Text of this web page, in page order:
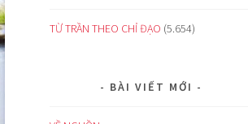
TỪ TRẦN THEO CHỈ ĐẠO (5.654)
BÀI VIẾT MỚI